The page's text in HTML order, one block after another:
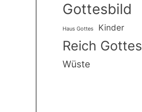
Gottesbild
Haus Gottes Kinder
Reich Gottes
Wüste